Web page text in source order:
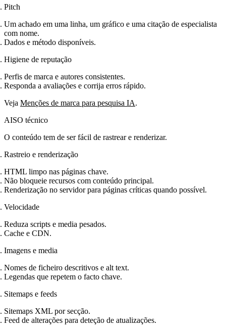
Pitch
Um achado em uma linha, um gráfico e uma citação de especialista
com nome.
Dados e método disponíveis.
Higiene de reputação
Perfis de marca e autores consistentes.
Responda a avaliações e corrija erros rápido.
Veja Menções de marca para pesquisa IA.
AISO técnico
O conteúdo tem de ser fácil de rastrear e renderizar.
Rastreio e renderização
HTML limpo nas páginas chave.
Não bloqueie recursos com conteúdo principal.
Renderização no servidor para páginas críticas quando possível.
Velocidade
Reduza scripts e media pesados.
Cache e CDN.
Imagens e media
Nomes de ficheiro descritivos e alt text.
Legendas que repetem o facto chave.
Sitemaps e feeds
Sitemaps XML por secção.
Feed de alterações para deteção de atualizações.